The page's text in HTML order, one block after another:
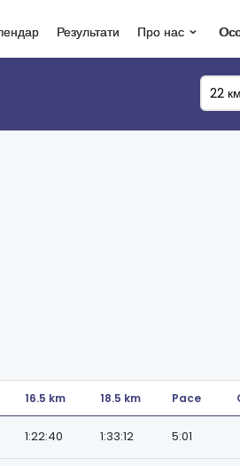
Результати Про нас
16.5 km 18.5 km Pace
1:22:40 1:33:12 5:01